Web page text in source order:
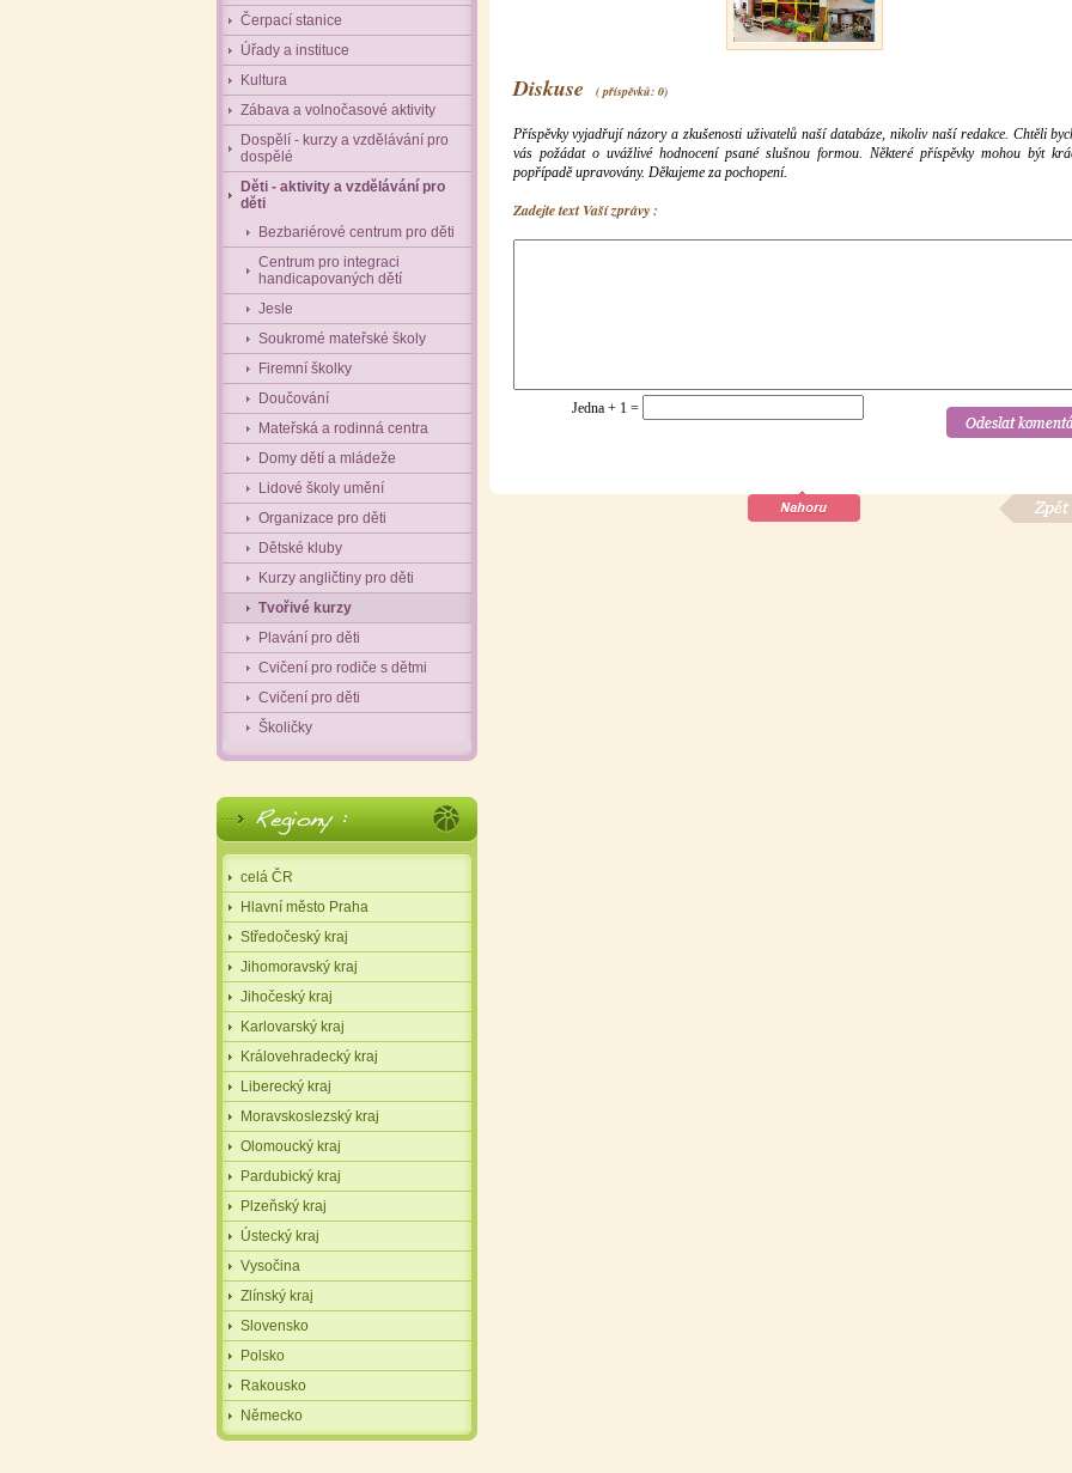
Čerpací stanice
Úřady a instituce
Kultura
Zábava a volnočasové aktivity
Dospělí - kurzy a vzdělávání pro
dospělé
Děti - aktivity a vzdělávání pro
děti
Bezbariérové centrum pro děti
Centrum pro integraci
handicapovaných dětí
Jesle
Soukromé mateřské školy
Firemní školky
Doučování
Mateřská a rodinná centra
Domy dětí a mládeže
Lidové školy umění
Organizace pro děti
Dětské kluby
Kurzy angličtiny pro děti
Tvořivé kurzy
Plavání pro děti
Cvičení pro rodiče s dětmi
Cvičení pro děti
Školičky
celá ČR
Hlavní město Praha
Středočeský kraj
Jihomoravský kraj
Jihočeský kraj
Karlovarský kraj
Královehradecký kraj
Liberecký kraj
Moravskoslezský kraj
Olomoucký kraj
Pardubický kraj
Plzeňský kraj
Ústecký kraj
Vysočina
Zlínský kraj
Slovensko
Polsko
Rakousko
Německo
Diskuse ( příspěvků: 0)
Příspěvky vyjadřují názory a zkušenosti uživatelů naší databáze, nikoliv naší redakce. Chtěli
vás požádat o uvážlivé hodnocení psané slušnou formou. Některé příspěvky mohou být
popřípadě upravovány. Děkujeme za pochopení.
Zadejte text Vaší zprávy :
Jedna + 1 =